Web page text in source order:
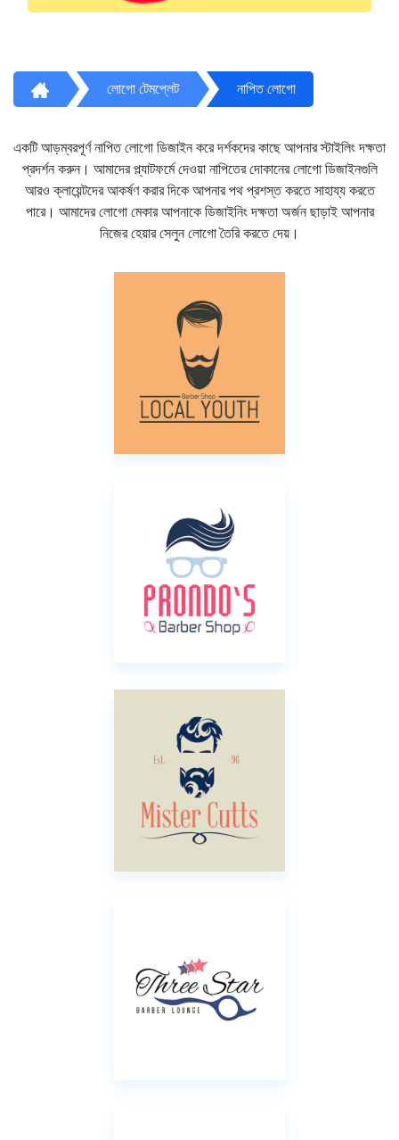
লোগো টেমপ্লেট নাপিত লোগো
একটি আড়ম্বরপূর্ণ নাপিত লোগো ডিজাইন করে দর্শকদের কাছে আপনার স্টাইলিং দক্ষতা
প্রদর্শন করুন। আমাদের প্ল্যাটফর্মে দেওয়া নাপিতের দোকানের লোগো ডিজাইনগুলি
আরও ক্লায়েন্টদের আকর্ষণ করার দিকে আপনার পথ প্রশস্ত করতে সাহায্য করতে
পারে। আমাদের লোগো মেকার আপনাকে ডিজাইনিং দক্ষতা অর্জন ছাড়াই আপনার
নিজের হেয়ার সেলুন লোগো তৈরি করতে দেয়।